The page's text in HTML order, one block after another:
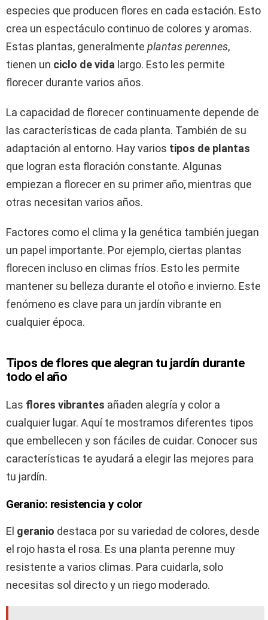
especies que producen flores en cada estación. Esto
crea un espectáculo continuo de colores y aromas.
Estas plantas, generalmente plantas perennes,
tienen un ciclo de vida largo. Esto les permite
florecer durante varios años.
La capacidad de florecer continuamente depende de
las características de cada planta. También de su
adaptación al entorno. Hay varios tipos de plantas
que logran esta floración constante. Algunas
empiezan a florecer en su primer año, mientras que
otras necesitan varios años.
Factores como el clima y la genética también juegan
un papel importante. Por ejemplo, ciertas plantas
florecen incluso en climas fríos. Esto les permite
mantener su belleza durante el otoño e invierno. Este
fenómeno es clave para un jardín vibrante en
cualquier época.
Tipos de flores que alegran tu jardín durante
todo el año
Las flores vibrantes añaden alegría y color a
cualquier lugar. Aquí te mostramos diferentes tipos
que embellecen y son fáciles de cuidar. Conocer sus
características te ayudará a elegir las mejores para
tu jardín.
Geranio: resistencia y color
El geranio destaca por su variedad de colores, desde
el rojo hasta el rosa. Es una planta perenne muy
resistente a varios climas. Para cuidarla, solo
necesitas sol directo y un riego moderado.